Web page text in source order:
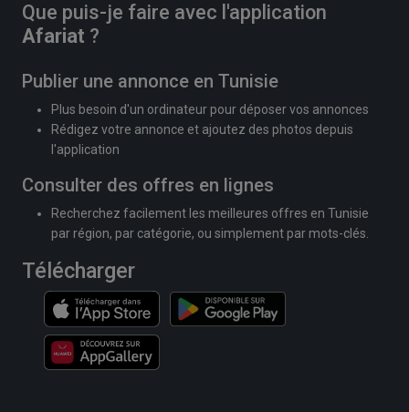
Que puis-je faire avec l'application
Afariat ?
Publier une annonce en Tunisie
Plus besoin d'un ordinateur pour déposer vos annonces
Rédigez votre annonce et ajoutez des photos depuis
l'application
Consulter des offres en lignes
Recherchez facilement les meilleures offres en Tunisie
par région, par catégorie, ou simplement par mots-clés.
Télécharger